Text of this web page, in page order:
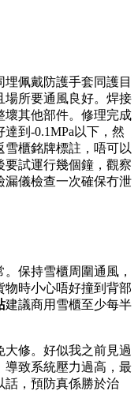
佩戴防護手套同護目
場所要通風良好。焊接
壞其他部件。修理完成
達到-0.1MPa以下，然
櫃銘牌標註，唔可以
試運行幾個鐘，觀察
漏儀檢查一次確保冇泄
保持雪櫃周圍通風，
時小心唔好撞到背部
建議商用雪櫃至少每半
修。好似我之前見過
導致系統壓力過高，最
話，預防真係勝於治